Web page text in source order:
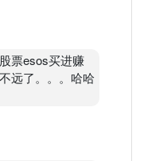
票esos买进赚
远了。。。哈哈